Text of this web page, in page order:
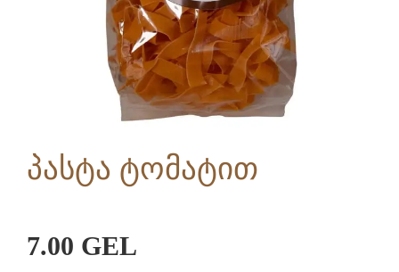
პასტა ტომატით
7.00 GEL